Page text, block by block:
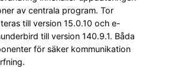
av centrala program. Tor
till version 15.0.10 och e-
till version 140.9.1. Båda
för säker kommunikation